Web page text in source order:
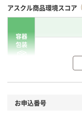
アスクル商品環境スコア
容器
包装
商品
本体
お申込番号